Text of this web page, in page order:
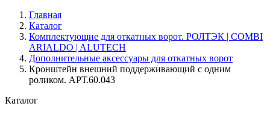
Главная
Каталог
Комплектующие для откатных ворот. РОЛТЭК | COMBI
ARIALDO | ALUTECH
Дополнительные аксессуары для откатных ворот
Кронштейн внешний поддерживающий с одним
роликом. АРТ.60.043
Каталог